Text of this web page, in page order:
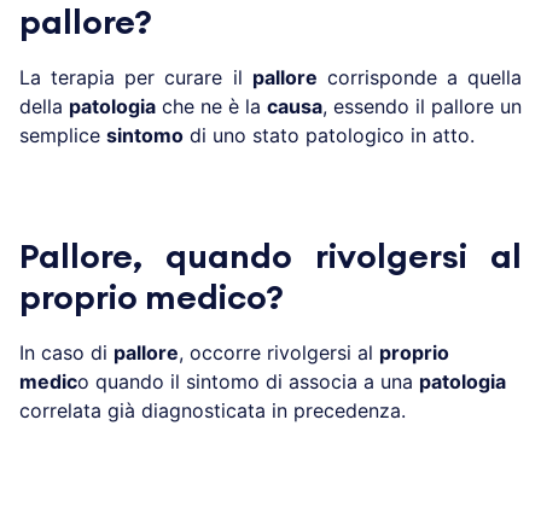
pallore?
La terapia per curare il pallore corrisponde a quella
della patologia che ne è la causa, essendo il pallore un
semplice sintomo di uno stato patologico in atto.
Pallore, quando rivolgersi al
proprio medico?
In caso di pallore, occorre rivolgersi al proprio
medico quando il sintomo di associa a una patologia
correlata già diagnosticata in precedenza.